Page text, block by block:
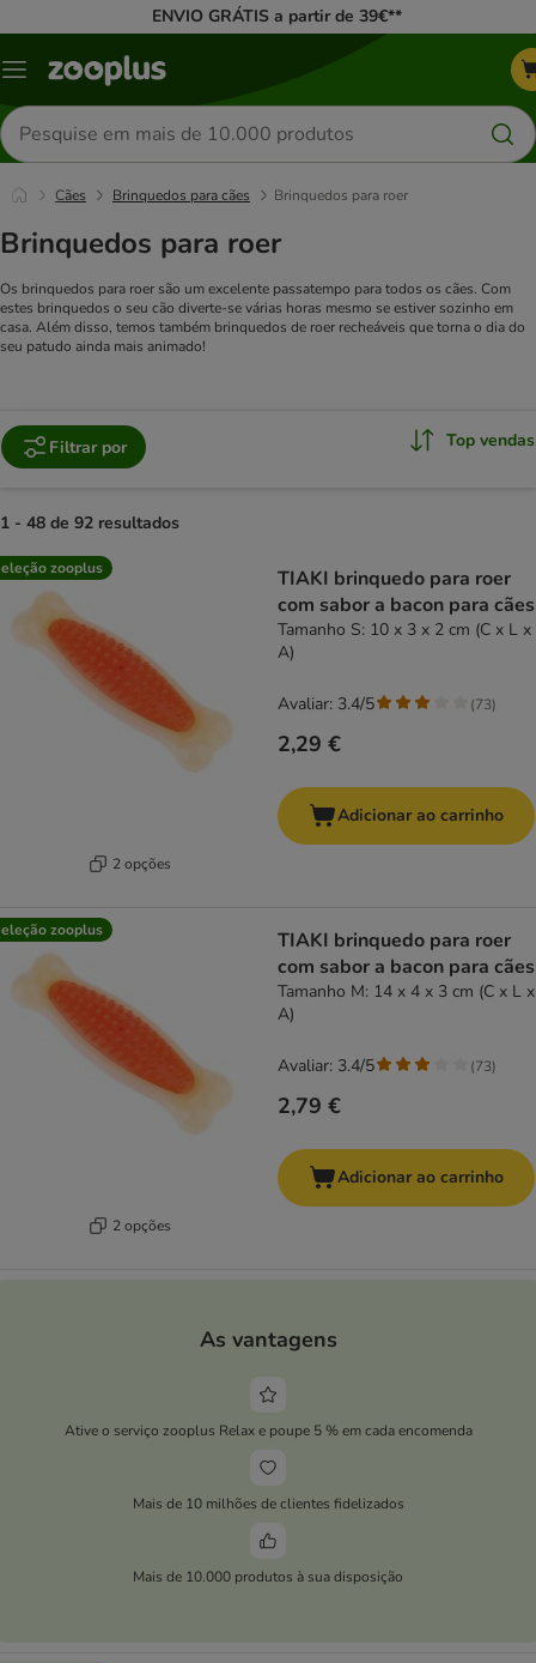
ENVIO GRÁTIS a partir de 39€**
Menu
Pesquisar
produtos
Cães Brinquedos para cães Brinquedos para roer
Brinquedos para roer
Os brinquedos para roer são um excelente passatempo para todos os cães. Com
estes brinquedos o seu cão diverte-se várias horas mesmo se estiver sozinho em
casa. Além disso, temos também brinquedos de roer recheáveis que torna o dia do
seu patudo ainda mais animado!
Filtrar por Top vendas
1 - 48 de 92 resultados
product items have been changed
zooplus
2 opções
TIAKI brinquedo para roer
com sabor a bacon para cães
Tamanho S: 10 x 3 x 2 cm (C x L x
A)
2,29 €
Avaliar: 3.4/5 (73)
Adicionar ao carrinho
zooplus
2 opções
TIAKI brinquedo para roer
com sabor a bacon para cães
Tamanho M: 14 x 4 x 3 cm (C x L x
A)
2,79 €
Avaliar: 3.4/5 (73)
Adicionar ao carrinho
As vantagens
Ative o serviço zooplus Relax e poupe 5 % em cada encomenda
Mais de 10 milhões de clientes fidelizados
Mais de 10.000 produtos à sua disposição